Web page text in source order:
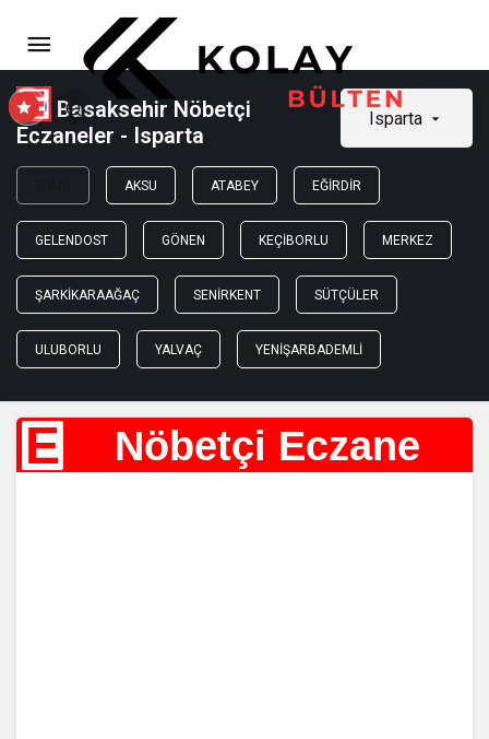
Basaksehir Nöbetçi
Eczaneler - Isparta
Isparta
AKSU ATABEY EĞIRDIR
GELENDOST GÖNEN KEÇIBORLU MERKEZ
ŞARKIKARAAĞAÇ SENIRKENT SÜTÇÜLER
ULUBORLU YALVAÇ YENIŞARBADEMLI
E Nöbetçi Eczane